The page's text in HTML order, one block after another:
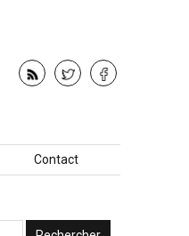
Contact